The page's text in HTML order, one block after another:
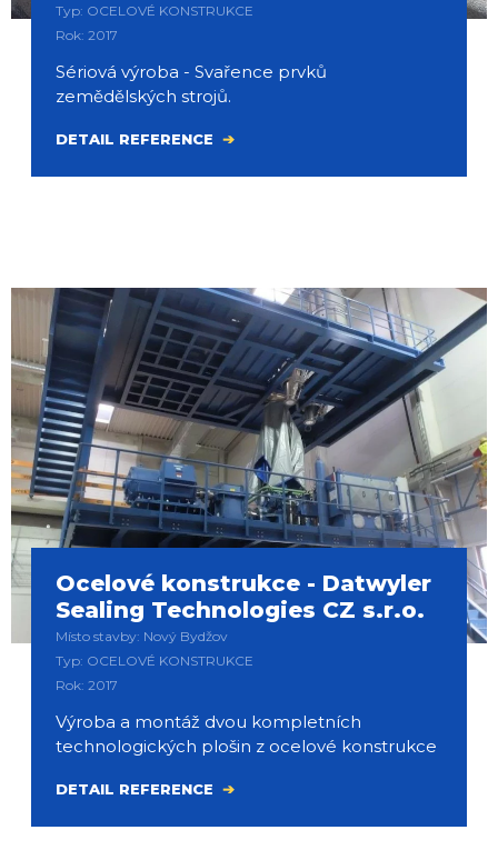
Typ: OCELOVÉ KONSTRUKCE
Rok: 2017
Sériová výroba - Svařence prvků
zemědělských strojů.
DETAIL REFERENCE
Ocelové konstrukce - Datwyler
Sealing Technologies CZ s.r.o.
Místo stavby: Nový Bydžov
Typ: OCELOVÉ KONSTRUKCE
Rok: 2017
Výroba a montáž dvou kompletních
technologických plošin z ocelové konstrukce
DETAIL REFERENCE